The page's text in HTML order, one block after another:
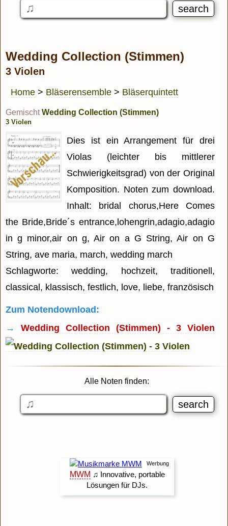
Wedding Collection (Stimmen)
3 Violen
Home > Bläserensemble > Bläserquintett
Gemischt Wedding Collection (Stimmen)
3 Violen
Dies ist ein Arrangement für drei
Violas (leichter bis mittlerer
Schwierigkeitsgrad) von der Original
Komposition. Noten zum download.
Inhalt: bridal chorus,Here Comes
the Bride,Bride´s entrance,lohengrin,adagio,adagio
in g minor,air on g, Air on a G String, Air on G
String, ave maria, march, wedding march
Schlagworte: wedding, hochzeit, traditionell,
classical, klassisch, festlich, love, liebe, französisch
Zum Notendownload:
→ Wedding Collection (Stimmen) - 3 Violen
Alle Noten finden: